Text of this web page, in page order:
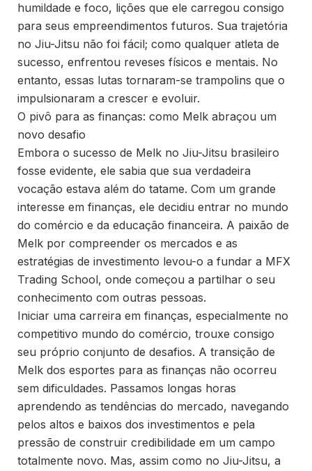
humildade e foco, lições que ele carregou consigo
para seus empreendimentos futuros. Sua trajetória
no Jiu-Jitsu não foi fácil; como qualquer atleta de
sucesso, enfrentou reveses físicos e mentais. No
entanto, essas lutas tornaram-se trampolins que o
impulsionaram a crescer e evoluir.
O pivô para as finanças: como Melk abraçou um
novo desafio
Embora o sucesso de Melk no Jiu-Jitsu brasileiro
fosse evidente, ele sabia que sua verdadeira
vocação estava além do tatame. Com um grande
interesse em finanças, ele decidiu entrar no mundo
do comércio e da educação financeira. A paixão de
Melk por compreender os mercados e as
estratégias de investimento levou-o a fundar a MFX
Trading School, onde começou a partilhar o seu
conhecimento com outras pessoas.
Iniciar uma carreira em finanças, especialmente no
competitivo mundo do comércio, trouxe consigo
seu próprio conjunto de desafios. A transição de
Melk dos esportes para as finanças não ocorreu
sem dificuldades. Passamos longas horas
aprendendo as tendências do mercado, navegando
pelos altos e baixos dos investimentos e pela
pressão de construir credibilidade em um campo
totalmente novo. Mas, assim como no Jiu-Jitsu, a